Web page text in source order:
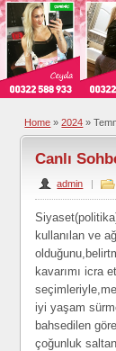
Home » 2024 »
Canlı
admin |
kullanılan ve
kavarımı icra
iyi yaşam
bahsedilen
çoğunluk